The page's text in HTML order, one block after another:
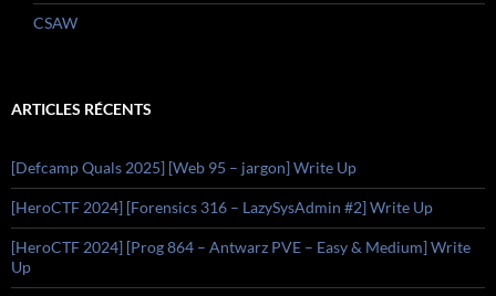
CSAW
ARTICLES RÉCENTS
[Defcamp Quals 2025] [Web 95 – jargon] Write Up
[HeroCTF 2024] [Forensics 316 – LazySysAdmin #2] Write Up
[HeroCTF 2024] [Prog 864 – Antwarz PVE – Easy & Medium] Write
Up